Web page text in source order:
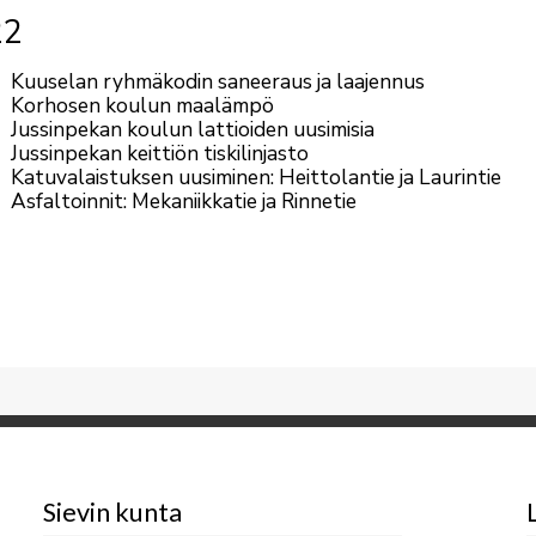
Kuuselan ryhmäkodin saneeraus ja laajennus
Korhosen koulun maalämpö
Jussinpekan koulun lattioiden uusimisia
Jussinpekan keittiön tiskilinjasto
Katuvalaistuksen uusiminen: Heittolantie ja Laurintie
Asfaltoinnit: Mekaniikkatie ja Rinnetie
Sievin kunta